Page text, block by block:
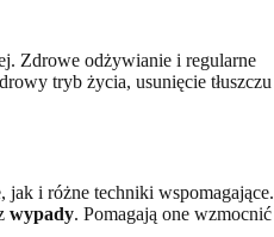
Zdrowe odżywianie i regularne
tryb życia, usunięcie tłuszczu
jak i różne techniki wspomagające.
wypady. Pomagają one wzmocnić